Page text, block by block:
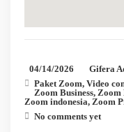
04/14/2026
Gifera
Paket Zoom, Video
Zoom Business, Zoom
Zoom indonesia, Zoom
No comments yet